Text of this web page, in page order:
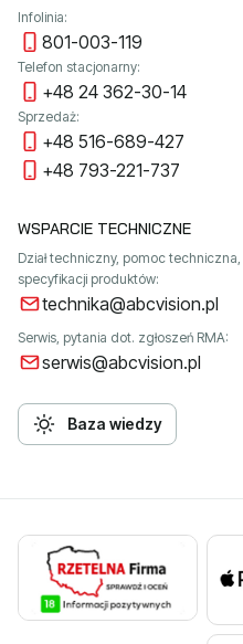
Infolinia:
801-003-119
Telefon stacjonarny:
+48 24 362-30-14
Sprzedaż:
+48 516-689-427
+48 793-221-737
WSPARCIE TECHNICZNE
Dział techniczny, pomoc
specyfikacji produktów:
technika@abcvision.pl
Serwis, pytania dot. zgłoszeń RMA:
serwis@abcvision.pl
Baza wiedzy